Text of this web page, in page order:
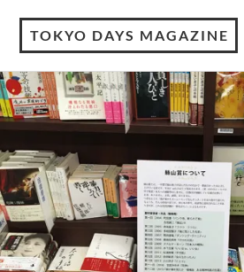
TOKYO DAYS MAGAZINE